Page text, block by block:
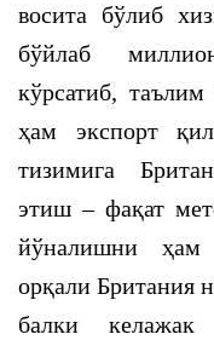
восита бўлиб
бўйлаб
кўрсатиб,
ҳам экспорт
тизимига
этиш – фақат
йўналишни ҳам
орқали Британия
балки